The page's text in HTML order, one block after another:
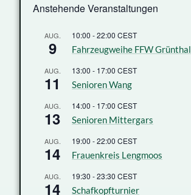
Anstehende Veranstaltungen
AUG.
9
10:00 -22:00 CEST
Fahrzeugweihe FFW Grünthal
AUG.
11
13:00 - 17:00 CEST
Senioren Wang
AUG.
13
14:00 - 17:00 CEST
Senioren Mittergars
AUG.
14
19:00 -22:00 CEST
Frauenkreis Lengmoos
AUG.
14
19:30 -23:30 CEST
Schafkopfturnier